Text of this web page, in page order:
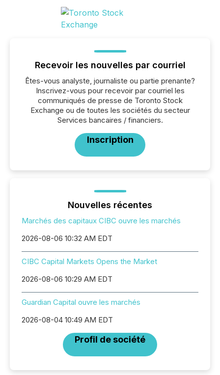
Recevoir les nouvelles par courriel
Êtes-vous analyste, journaliste ou partie prenante?
Inscrivez-vous pour recevoir par courriel les
communiqués de presse de Toronto Stock
Exchange ou de toutes les sociétés du secteur
Services bancaires / financiers.
Inscription
Nouvelles récentes
Marchés des capitaux CIBC ouvre les marchés
2026-08-06 10:32 AM EDT
CIBC Capital Markets Opens the Market
2026-08-06 10:29 AM EDT
Guardian Capital ouvre les marchés
2026-08-04 10:49 AM EDT
Profil de société